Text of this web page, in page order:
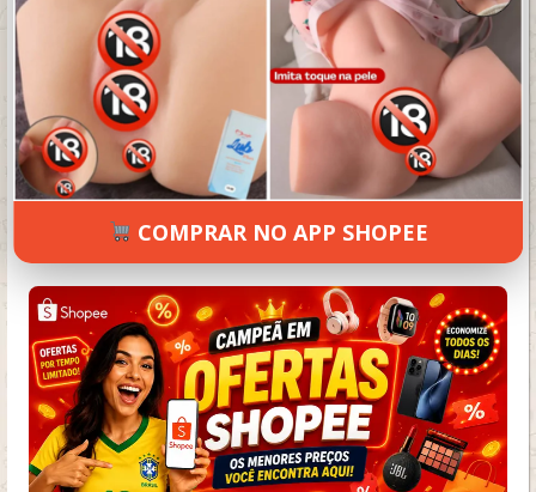
NETFLIX POST A̸g̸e̸n̸c̸i̸a̸ᵖʰᵒᵉⁿⁱˣ Buwero
3.8/5 (39 avaliações)
COMPRAR NO APP SHOPEE